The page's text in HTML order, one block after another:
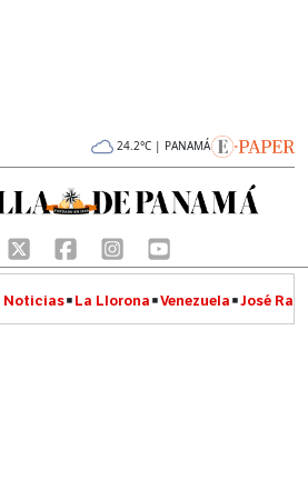
24.2°C | PANAMÁ
Noticias La Llorona Venezuela José